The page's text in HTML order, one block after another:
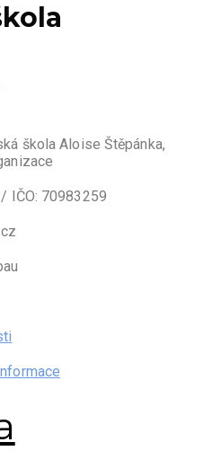
škola Aloise Štěpánka,
IČO: 70983259